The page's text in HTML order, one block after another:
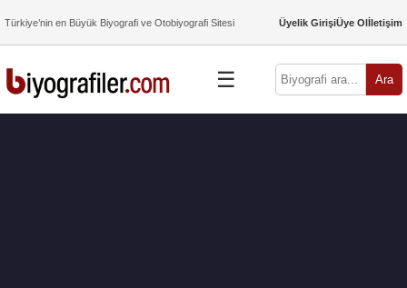
Türkiye’nin en Büyük Biyografi ve Otobiyografi Sitesi Üyelik GirişiÜye Olİletişim
☰ Ara